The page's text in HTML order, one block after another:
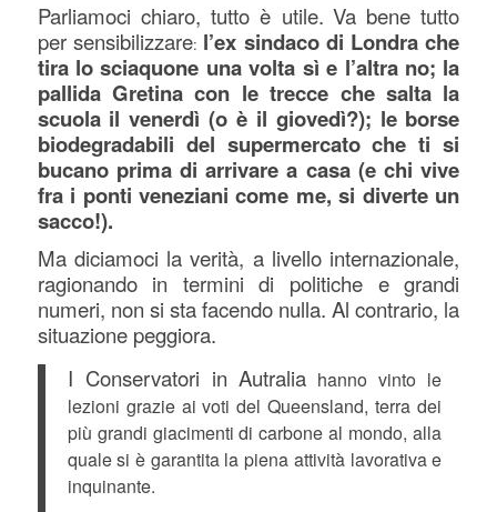
Parliamoci chiaro, tutto è utile. Va bene tutto
per sensibilizzare: l’ex sindaco di Londra che
tira lo sciaquone una volta sì e l’altra no; la
pallida Gretina con le trecce che salta la
scuola il venerdì (o è il giovedì?); le borse
biodegradabili del supermercato che ti si
bucano prima di arrivare a casa (e chi vive
fra i ponti veneziani come me, si diverte un
sacco!).
Ma diciamoci la verità, a livello internazionale,
ragionando in termini di politiche e grandi
numeri, non si sta facendo nulla. Al contrario, la
situazione peggiora.
I Conservatori in Autralia hanno vinto le
lezioni grazie ai voti del Queensland, terra dei
più grandi giacimenti di carbone al mondo, alla
quale si è garantita la piena attività lavorativa e
inquinante.